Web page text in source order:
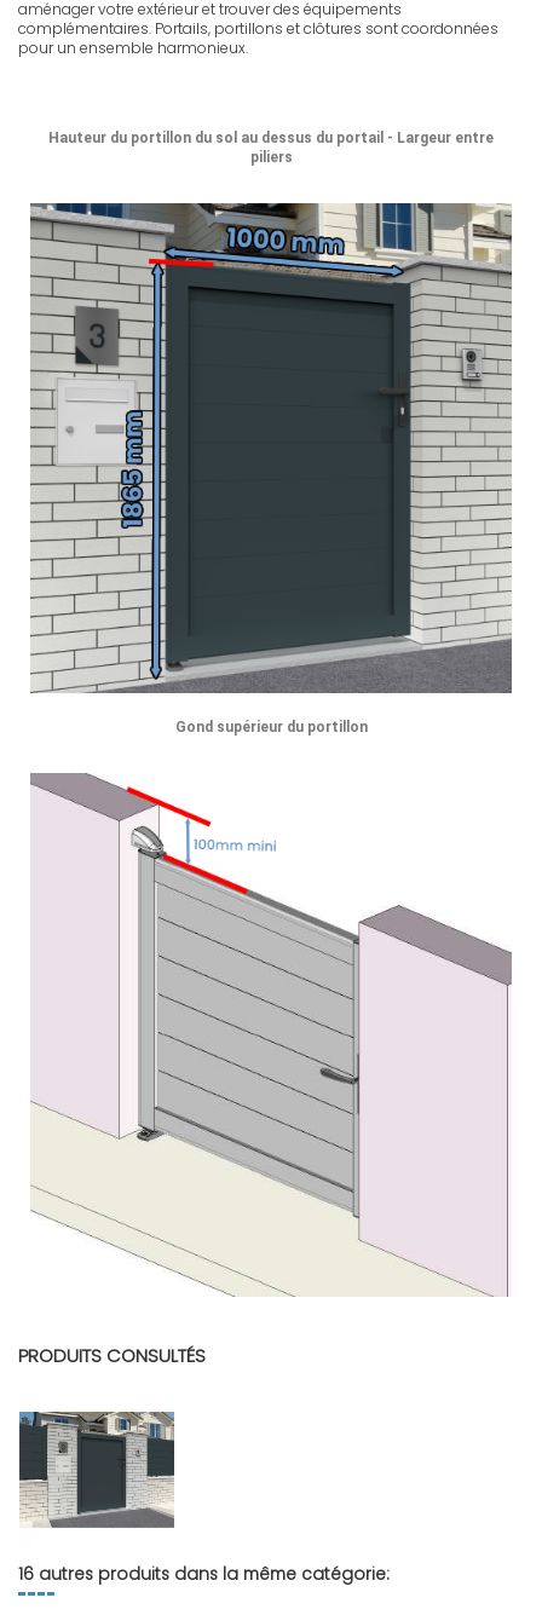
aménager votre extérieur et trouver des équipements
complémentaires. Portails, portillons et clôtures sont coordonnées
pour un ensemble harmonieux.
Hauteur du portillon du sol au dessus du portail - Largeur entre
piliers
Gond supérieur du portillon
PRODUITS CONSULTÉS
16 autres produits dans la même catégorie: